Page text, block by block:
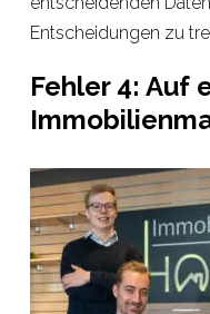
Entscheidungen zu
Fehler 4: Auf